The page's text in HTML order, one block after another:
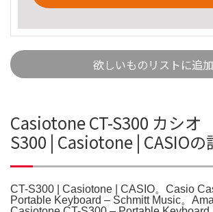
欲しいものリストに追加
Casiotone CT-S300 カシオ
S300 | Casiotone | CASIO
CT-S300 | Casiotone | CASIO。Casio
Portable Keyboard – Schmitt Music。